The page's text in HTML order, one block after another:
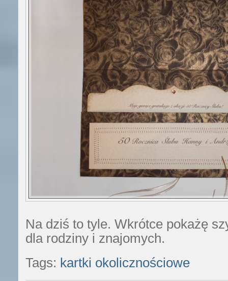
Na dziś to tyle. Wkrótce pokażę
dla rodziny i znajomych.
Tags: kartki okolicznościowe